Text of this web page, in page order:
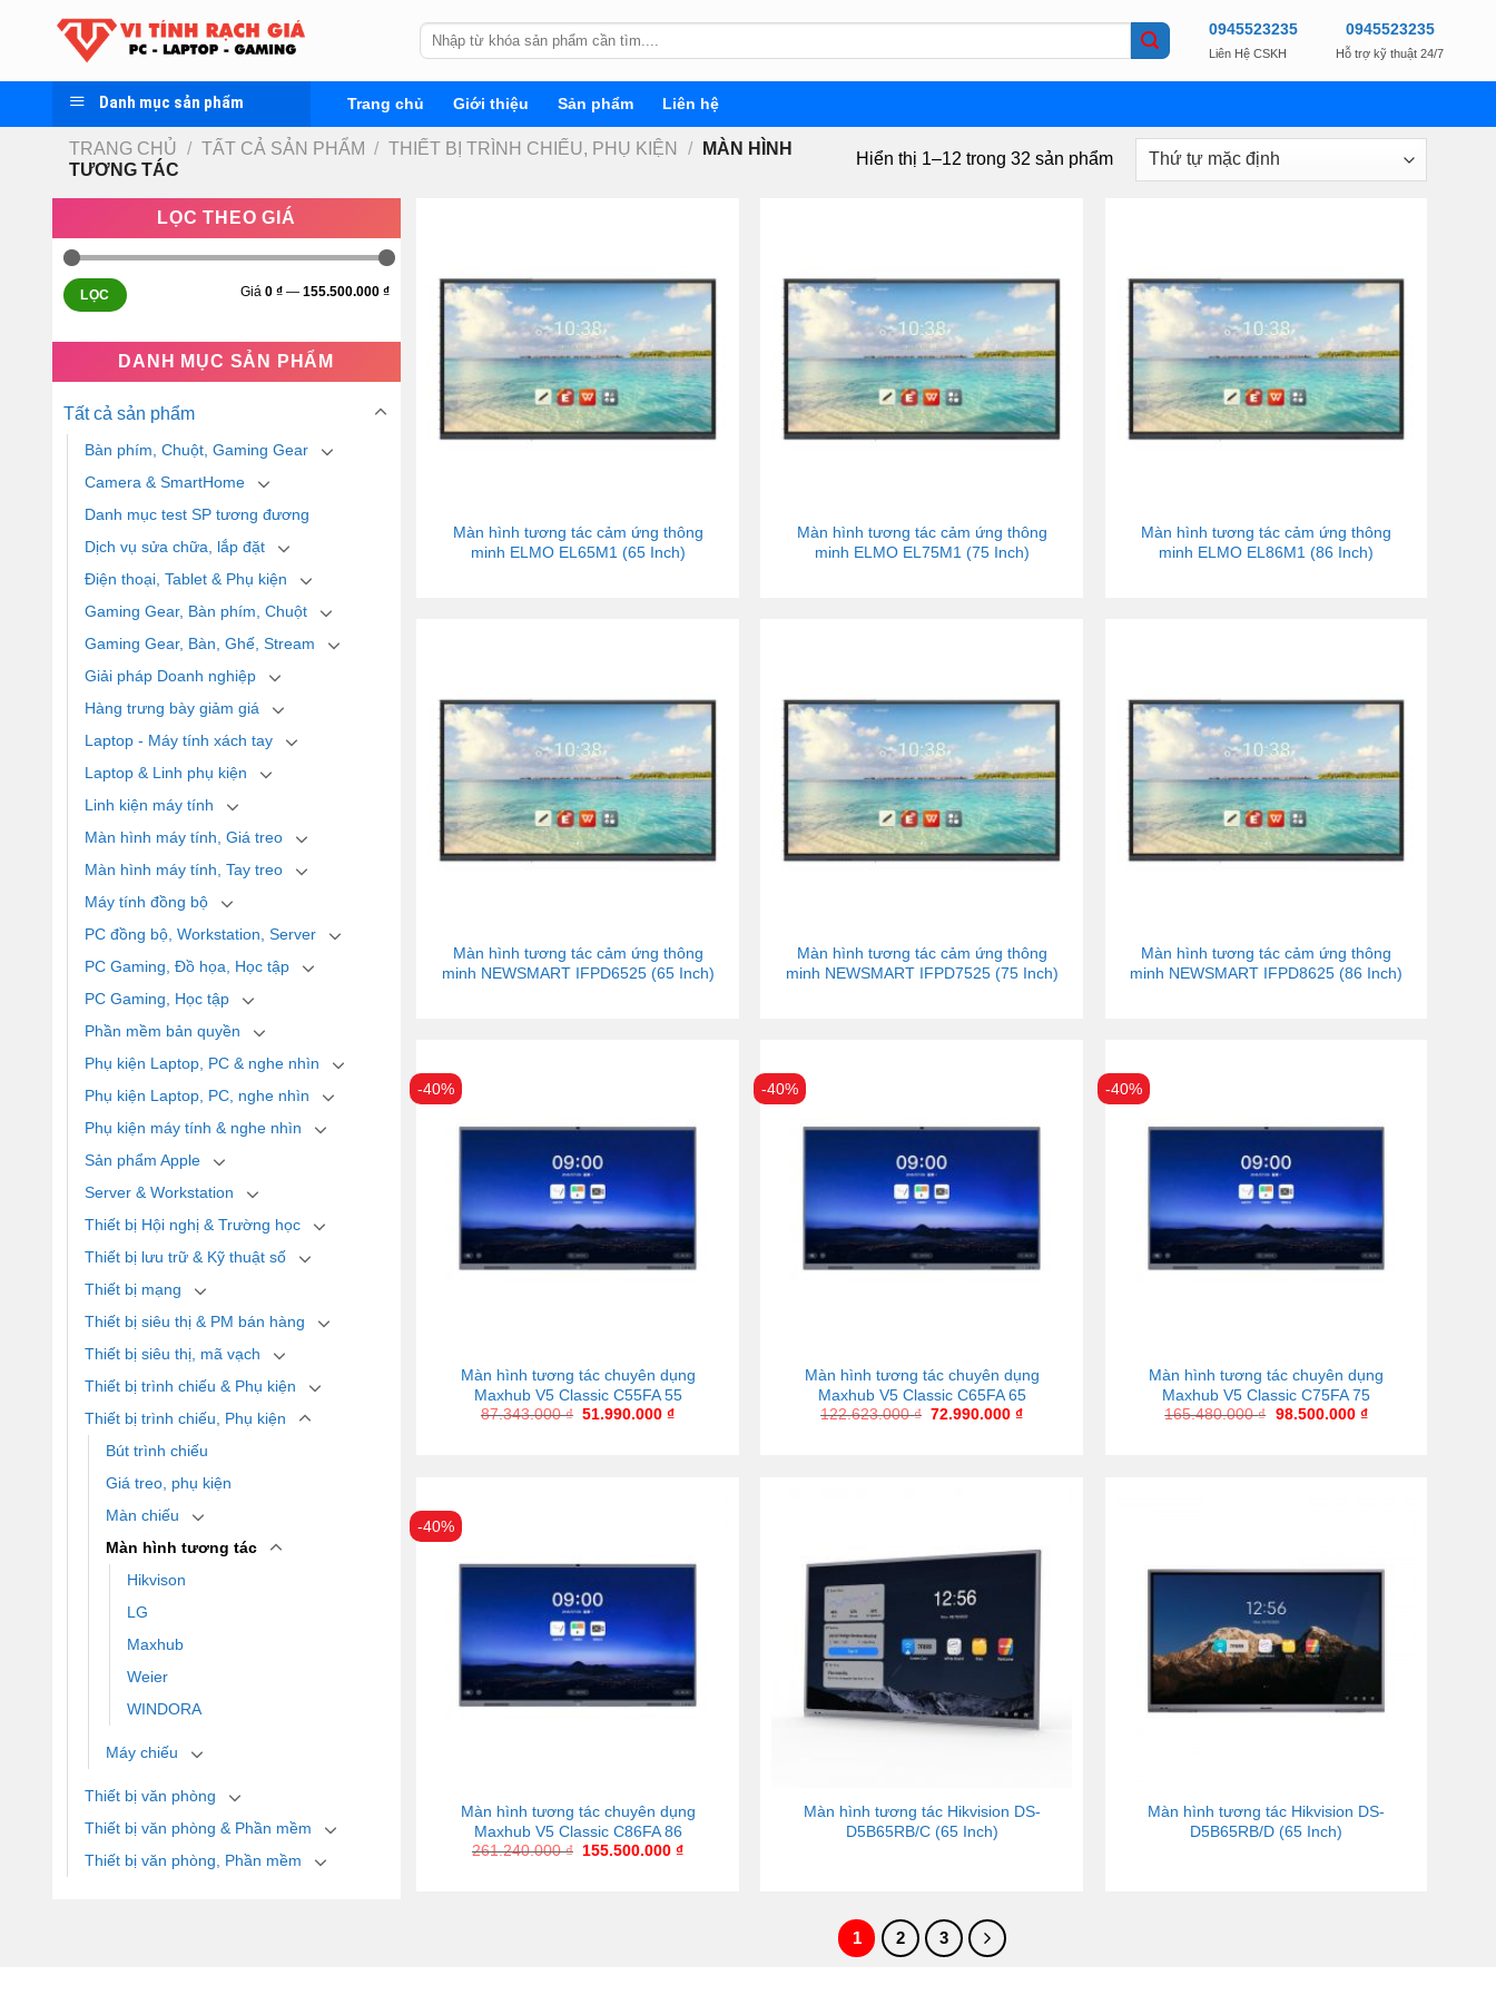
Tìm
kiếm:
0945523235
Liên Hệ CSKH
0945523235
Hỗ trợ kỹ thuật 24/7
Danh mục sản phẩm Trang chủ Giới thiệu Sản phẩm Liên hệ
TRANG CHỦ / TẤT CẢ SẢN PHẨM / THIẾT BỊ TRÌNH CHIẾU, PHỤ KIỆN /
MÀN HÌNH
TƯƠNG TÁC
Hiển thị 1–12 trong 32 sản phẩm
LỌC THEO GIÁ
LỌC Giá 0 ₫— 155.500.000 ₫
DANH MỤC SẢN PHẨM
Tất cả sản phẩm
Bàn phím, Chuột, Gaming Gear
Camera & SmartHome
Danh mục test SP tương đương
Dịch vụ sửa chữa, lắp đặt
Điện thoại, Tablet & Phụ kiện
Gaming Gear, Bàn phím, Chuột
Gaming Gear, Bàn, Ghế, Stream
Giải pháp Doanh nghiệp
Hàng trưng bày giảm giá
Laptop - Máy tính xách tay
Laptop & Linh phụ kiện
Linh kiện máy tính
Màn hình máy tính, Giá treo
Màn hình máy tính, Tay treo
Máy tính đồng bộ
PC đồng bộ, Workstation, Server
PC Gaming, Đồ họa, Học tập
PC Gaming, Học tập
Phần mềm bản quyền
Phụ kiện Laptop, PC & nghe nhìn
Phụ kiện Laptop, PC, nghe nhìn
Phụ kiện máy tính & nghe nhìn
Sản phẩm Apple
Server & Workstation
Thiết bị Hội nghị & Trường học
Thiết bị lưu trữ & Kỹ thuật số
Thiết bị mạng
Thiết bị siêu thị & PM bán hàng
Thiết bị siêu thị, mã vạch
Thiết bị trình chiếu & Phụ kiện
Thiết bị trình chiếu, Phụ kiện
Bút trình chiếu
Giá treo, phụ kiện
Màn chiếu
Màn hình tương tác
Hikvison
LG
Maxhub
Weier
WINDORA
Máy chiếu
Thiết bị văn phòng
Thiết bị văn phòng & Phần mềm
Thiết bị văn phòng, Phần mềm
Màn hình tương tác cảm ứng thông
minh ELMO EL65M1 (65 Inch)
Màn hình tương tác cảm ứng thông
minh ELMO EL75M1 (75 Inch)
Màn hình tương tác cảm ứng thông
minh ELMO EL86M1 (86 Inch)
Màn hình tương tác cảm ứng thông
minh NEWSMART IFPD6525 (65 Inch)
Màn hình tương tác cảm ứng thông
minh NEWSMART IFPD7525 (75 Inch)
Màn hình tương tác cảm ứng thông
minh NEWSMART IFPD8625 (86 Inch)
-40%
Màn hình tương tác chuyên dụng
Maxhub V5 Classic C55FA 55
87.343.000₫ 51.990.000₫
-40%
Màn hình tương tác chuyên dụng
Maxhub V5 Classic C65FA 65
122.623.000₫ 72.990.000₫
-40%
Màn hình tương tác chuyên dụng
Maxhub V5 Classic C75FA 75
165.480.000₫ 98.500.000 ₫
-40%
Màn hình tương tác chuyên dụng
Maxhub V5 Classic C86FA 86
261.240.000₫ 155.500.000₫
Màn hình tương tác Hikvision DS-
D5B65RB/C (65 Inch)
Màn hình tương tác Hikvision DS-
D5B65RB/D (65 Inch)
1 2 3